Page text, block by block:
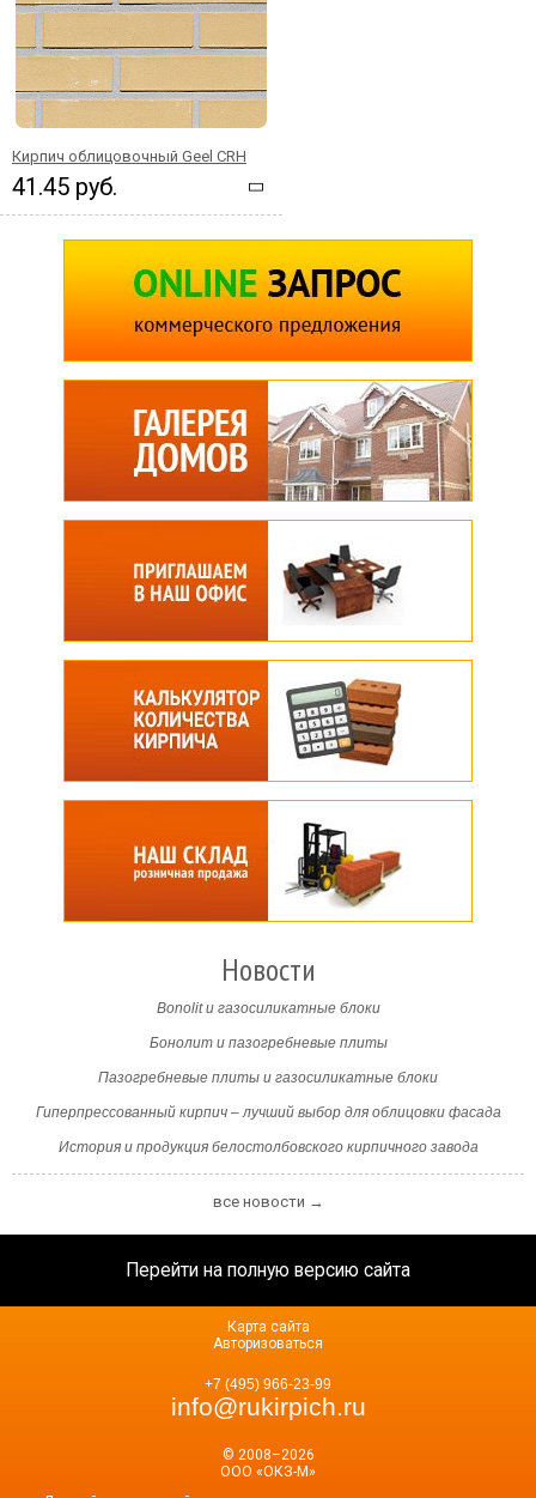
Кирпич облицовочный Geel CRH
41.45 руб.
Новости
Bonolit и газосиликатные блоки
Бонолит и пазогребневые плиты
Пазогребневые плиты и газосиликатные блоки
Гиперпрессованный кирпич – лучший выбор для облицовки фасада
История и продукция белостолбовского кирпичного завода
все новости →
Перейти на полную версию сайта
© 2008–2026
ООО «ОКЗ-М»
+7 (495) 966-23-99
info@rukirpich.ru
Карта сайта
Авторизоваться